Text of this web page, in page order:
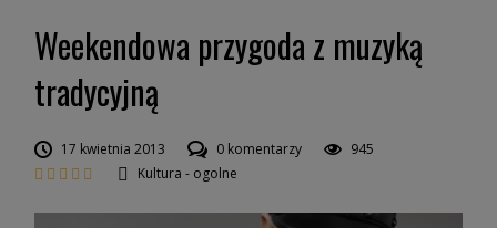
Weekendowa przygoda z muzyką
tradycyjną
17 kwietnia 2013 0 komentarzy
945
Kultura - ogolne